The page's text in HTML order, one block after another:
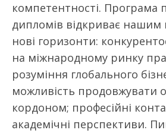
компетентності. Програма
дипломів відкриває нашим
нові горизонти:
на міжнародному ринку
розуміння глобального
можливість продовжувати
кордоном; професійні
академічні перспективи.